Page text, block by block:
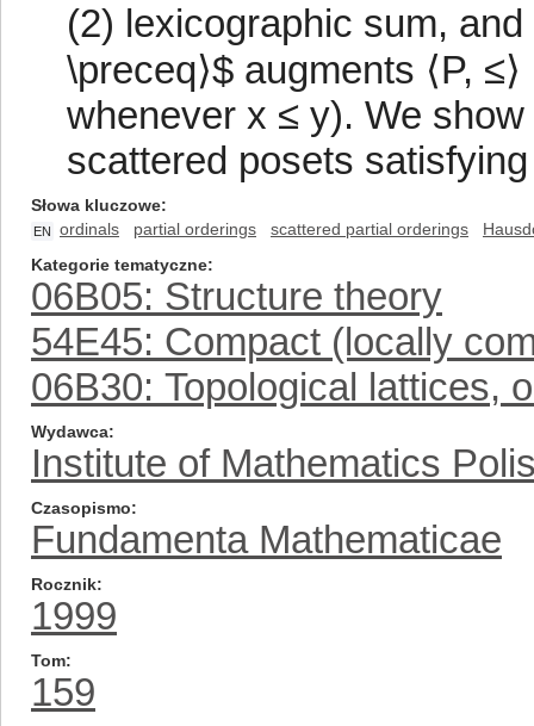
(2) lexicographic sum,
\preceq⟩$ augments ⟨P,
whenever x ≤ y). We
scattered posets
Słowa kluczowe
EN ordinals partial orderings scattered partial orderings
Kategorie tematyczne
06B05: Structure theory
54E45: Compact (locally
06B30: Topological lattices,
Wydawca
Institute of Mathematics
Czasopismo
Fundamenta Mathematicae
Rocznik
1999
Tom
159